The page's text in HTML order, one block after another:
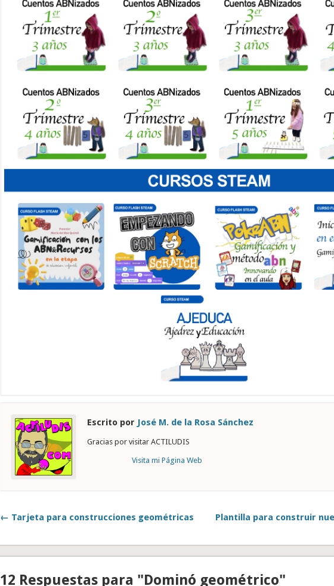
Escrito por José M. de la Rosa Sánchez
Gracias por visitar ACTILUDIS
Visita mi Página Web
← Tarjeta para construcciones geométricas Plantilla para construir
12 Respuestas para "Dominó geométrico"